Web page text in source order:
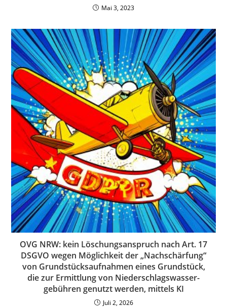
Mai 3, 2023
OVG NRW: kein Löschungsanspruch nach Art. 17
DSGVO wegen Möglichkeit der „Nachschärfung“
von Grundstücksaufnahmen eines Grundstück,
die zur Ermittlung von Niederschlagswasser­
gebühren genutzt werden, mittels KI
Juli 2, 2026